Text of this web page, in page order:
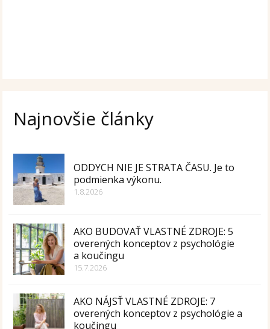
Najnovšie články
ODDYCH NIE JE STRATA ČASU. Je to
podmienka výkonu.
1.8.2026
AKO BUDOVAŤ VLASTNÉ ZDROJE: 5
overených konceptov z psychológie
a koučingu
15.7.2026
AKO NÁJSŤ VLASTNÉ ZDROJE: 7
overených konceptov z psychológie a
koučingu